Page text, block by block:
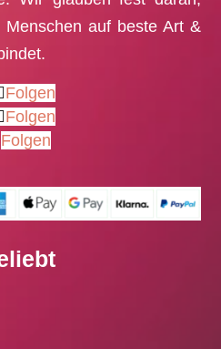
auf beste Art &
Folgen
Folgen
Folgen